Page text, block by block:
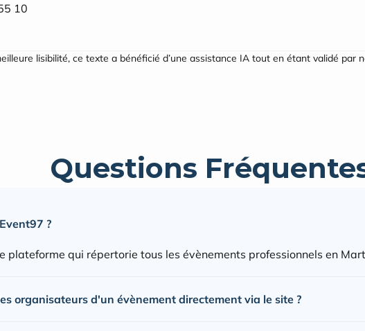
10
lisibilité, ce texte a bénéficié d’une assistance IA tout en étant validé par
Questions
?
plateforme qui répertorie tous les évènements professionnels en
organisateurs d'un évènement directement via le site ?